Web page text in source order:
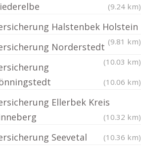
(9.24 km)
Halstenbek Holstein
(9.81 km)
Norderstedt
(10.03 km)
(10.06 km)
Ellerbek Kreis
(10.32 km)
Seevetal (10.36 km)